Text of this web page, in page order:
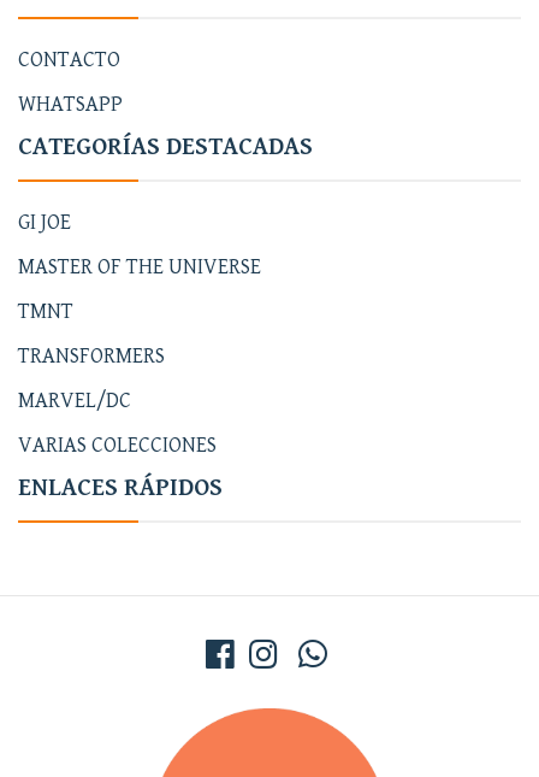
CONTACTO
WHATSAPP
CATEGORÍAS DESTACADAS
GI JOE
MASTER OF THE UNIVERSE
TMNT
TRANSFORMERS
MARVEL/DC
VARIAS COLECCIONES
ENLACES RÁPIDOS